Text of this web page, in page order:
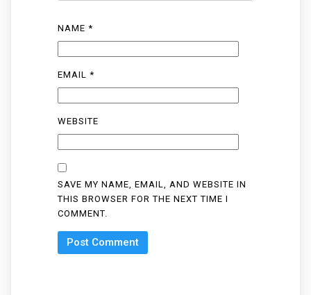
NAME *
EMAIL *
WEBSITE
SAVE MY NAME, EMAIL, AND WEBSITE IN
THIS BROWSER FOR THE NEXT TIME I
COMMENT.